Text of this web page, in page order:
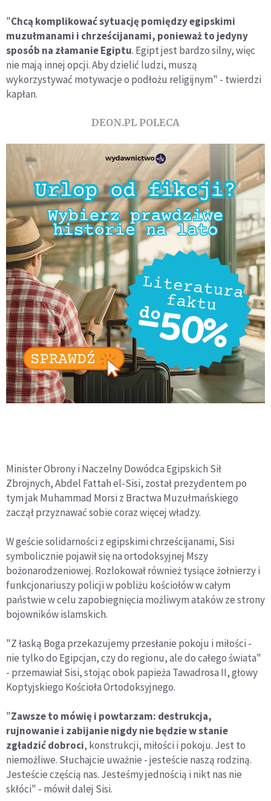
"Chcą komplikować sytuację pomiędzy egipskimi
muzułmanami i chrześcijanami, ponieważ to jedyny
sposób na złamanie Egiptu. Egipt jest bardzo silny, więc
nie mają innej opcji. Aby dzielić ludzi, muszą
wykorzystywać motywacje o podłożu religijnym" - twierdzi
kapłan.
DEON.PL POLECA
Minister Obrony i Naczelny Dowódca Egipskich Sił
Zbrojnych, Abdel Fattah el-Sisi, został prezydentem po
tym jak Muhammad Morsi z Bractwa Muzułmańskiego
zaczął przyznawać sobie coraz więcej władzy.
W geście solidarności z egipskimi chrześcijanami, Sisi
symbolicznie pojawił się na ortodoksyjnej Mszy
bożonarodzeniowej. Rozlokował również tysiące żołnierzy i
funkcjonariuszy policji w pobliżu kościołów w całym
państwie w celu zapobiegnięcia możliwym ataków ze strony
bojowników islamskich.
"Z łaską Boga przekazujemy przesłanie pokoju i miłości -
nie tylko do Egipcjan, czy do regionu, ale do całego świata"
- przemawiał Sisi, stojąc obok papieża Tawadrosa II, głowy
Koptyjskiego Kościoła Ortodoksyjnego.
"Zawsze to mówię i powtarzam: destrukcja,
rujnowanie i zabijanie nigdy nie będzie w stanie
zgładzić dobroci, konstrukcji, miłości i pokoju. Jest to
niemożliwe. Słuchajcie uważnie - jesteście naszą rodziną.
Jesteście częścią nas. Jesteśmy jednością i nikt nas nie
skłóci" - mówił dalej Sisi.